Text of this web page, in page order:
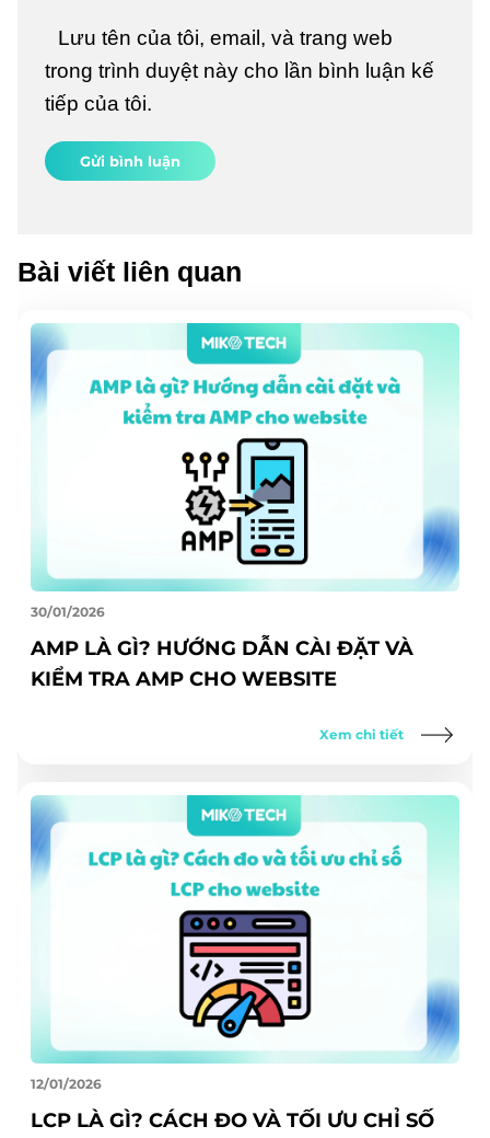
Lưu tên của tôi, email, và trang web
trong trình duyệt này cho lần bình luận kế
tiếp của tôi.
Bài viết liên quan
30/01/2026
AMP LÀ GÌ? HƯỚNG DẪN CÀI ĐẶT VÀ
KIỂM TRA AMP CHO WEBSITE
Xem chi tiết
12/01/2026
LCP LÀ GÌ? CÁCH ĐO VÀ TỐI ƯU CHỈ SỐ